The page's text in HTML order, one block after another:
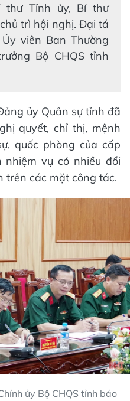
thư Tỉnh ủy, Bí thư
trì hội nghị. Đại tá
viên Ban Thường
Bộ CHQS tỉnh
ủy Quân sự tỉnh đã
quyết, chỉ thị, mệnh
quốc phòng của cấp
vụ có nhiều đổi
trên các mặt công tác.
ủy Bộ CHQS tỉnh báo